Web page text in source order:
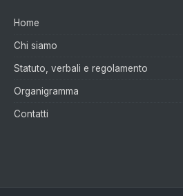
Home
Chi siamo
Statuto, verbali e regolamento
Organigramma
Contatti